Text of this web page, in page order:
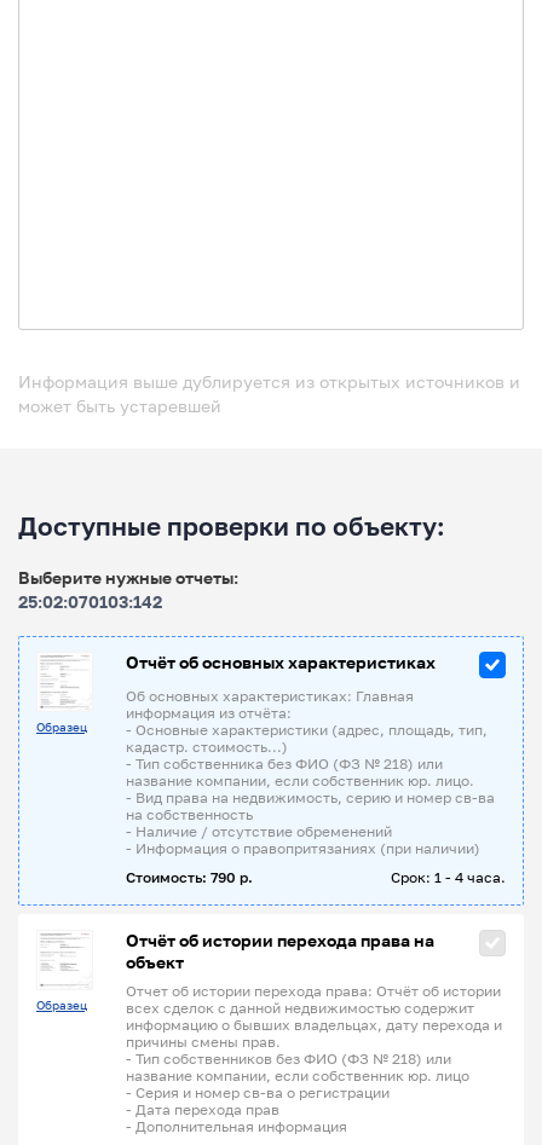
Информация выше дублируется из открытых источников и
может быть устаревшей
Доступные проверки по объекту:
Выберите нужные отчеты:
25:02:070103:142
Образец
Отчёт об основных характеристиках
Об основных характеристиках: Главная
информация из отчёта:
- Основные характеристики (адрес, площадь, тип,
кадастр. стоимость...)
- Тип собственника без ФИО (ФЗ № 218) или
название компании, если собственник юр. лицо.
- Вид права на недвижимость, серию и номер св-ва
на собственность
- Наличие / отсутствие обременений
- Информация о правопритязаниях (при наличии)
Стоимость: 790 р.
Срок: 1 - 4 часа.
Образец
Отчёт об истории перехода права на
объект
Отчет об истории перехода права: Отчёт об истории
всех сделок с данной недвижимостью содержит
информацию о бывших владельцах, дату перехода и
причины смены прав.
- Тип собственников без ФИО (ФЗ № 218) или
название компании, если собственник юр. лицо
- Серия и номер св-ва о регистрации
- Дата перехода прав
- Дополнительная информация